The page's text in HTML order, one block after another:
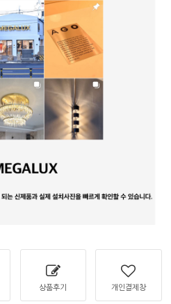
상품후기 개인결제창